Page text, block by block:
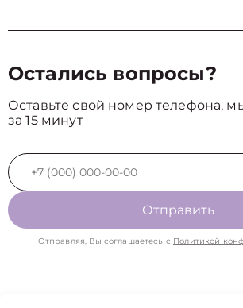
Остались вопросы?
Оставьте свой номер телефона,
за 15 минут
Отправить
Отправляя, Вы соглашаетесь с Политикой